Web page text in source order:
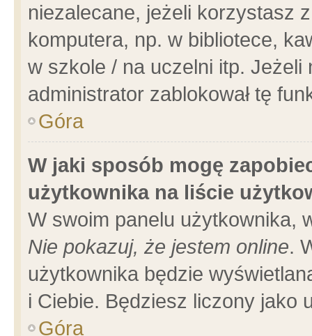
niezalecane, jeżeli korzystasz
komputera, np. w bibliotece,
w szkole / na uczelni itp.
administrator zablokował tę
Góra
W jaki sposób mogę
użytkownika na liście
W swoim panelu użytkownika,
Nie pokazuj, że jestem online.
użytkownika będzie
i Ciebie. Będziesz liczony jako
Góra